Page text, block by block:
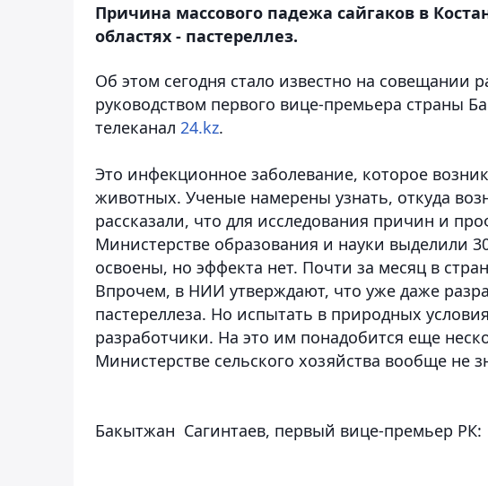
Причина массового падежа сайгаков в
областях - пастереллез.
Об этом сегодня стало известно на совещании
руководством первого вице-премьера страны
телеканал 24.kz.
Это инфекционное заболевание, которое
животных. Ученые намерены узнать, откуда
рассказали, что для исследования причин и
Министерстве образования и науки выделили
освоены, но эффекта нет. Почти за месяц в
Впрочем, в НИИ утверждают, что уже даже
пастереллеза. Но испытать в природных
разработчики. На это им понадобится еще
Министерстве сельского хозяйства вообще не
Бакытжан Сагинтаев, первый вице-премьер РК: